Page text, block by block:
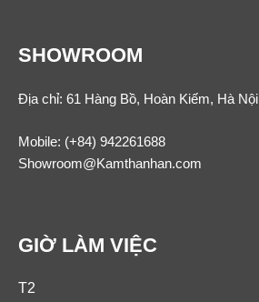
SHOWROOM
Địa chỉ: 61 Hàng Bồ, Hoàn Kiếm, Hà Nội
Mobile: (+84) 942261688
Showroom@Kamthanhan.com
GIỜ LÀM VIỆC
T2